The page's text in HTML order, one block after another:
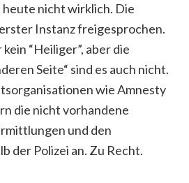
nicht wirklich. Die
Instanz freigesprochen.
“Heiliger”, aber die
Seite“ sind es auch nicht.
wie Amnesty
die nicht vorhandene
und den
der Polizei an. Zu Recht.